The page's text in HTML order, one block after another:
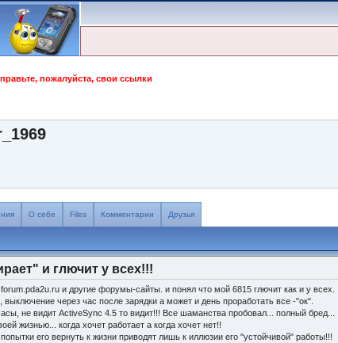
пожалуйста, свои ссылки
О себе Files Комментарии Друзья
и глючит у всех!!!
forum.pda2u.ru и другие форумы-сайты. и понял что мой 6815 глючит как и у всех.
выключение через час после зарядки а может и день проработать все -"ок".
не видит ActiveSync 4.5 то видит!!! Все шаманства пробовал... полный бред...
жизнью... когда хочет работает а когда хочет нет!!
его вернуть к жизни приводят лишь к иллюзии его "устойчивой" работы!!!